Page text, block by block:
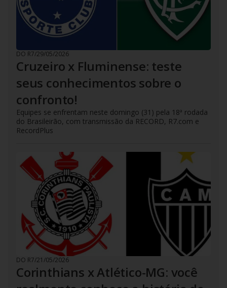
DO R7/29/05/2026
Cruzeiro x Fluminense: teste
seus conhecimentos sobre o
confronto!
Equipes se enfrentam neste domingo (31) pela 18ª rodada
do Brasileirão, com transmissão da RECORD, R7.com e
RecordPlus
DO R7/21/05/2026
Corinthians x Atlético-MG: você